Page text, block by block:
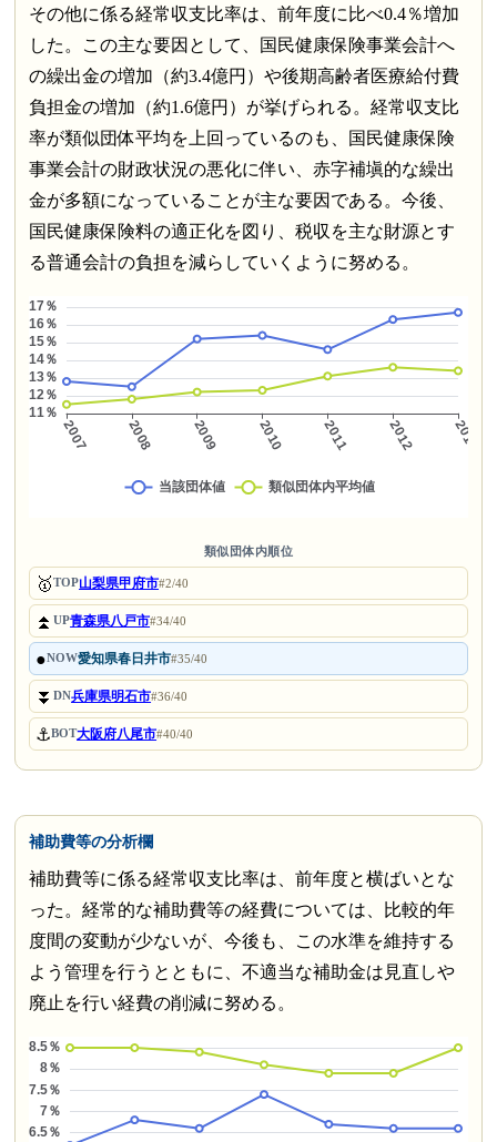
その他に係る経常収支比率は、前年度に比べ0.4％増加
した。この主な要因として、国民健康保険事業会計へ
の繰出金の増加（約3.4億円）や後期高齢者医療給付費
負担金の増加（約1.6億円）が挙げられる。経常収支比
率が類似団体平均を上回っているのも、国民健康保険
事業会計の財政状況の悪化に伴い、赤字補塡的な繰出
金が多額になっていることが主な要因である。今後、
国民健康保険料の適正化を図り、税収を主な財源とす
る普通会計の負担を減らしていくように努める。
類似団体内順位
🥇TOP山梨県甲府市#2/40
⏫UP青森県八戸市#34/40
●NOW愛知県春日井市#35/40
⏬DN兵庫県明石市#36/40
⚓BOT大阪府八尾市#40/40
補助費等の分析欄
補助費等に係る経常収支比率は、前年度と横ばいとな
った。経常的な補助費等の経費については、比較的年
度間の変動が少ないが、今後も、この水準を維持する
よう管理を行うとともに、不適当な補助金は見直しや
廃止を行い経費の削減に努める。